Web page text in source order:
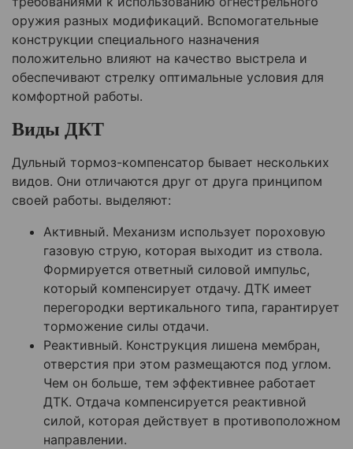
оружия разных модификаций. Вспомогательные
конструкции специального назначения
положительно влияют на качество выстрела и
обеспечивают стрелку оптимальные условия для
комфортной работы.
Виды ДКТ
Дульный тормоз-компенсатор бывает нескольких
видов. Они отличаются друг от друга принципом
своей работы. выделяют:
Активный. Механизм использует пороховую
газовую струю, которая выходит из ствола.
Формируется ответный силовой импульс,
который компенсирует отдачу. ДТК имеет
перегородки вертикального типа, гарантирует
торможение силы отдачи.
Реактивный. Конструкция лишена мембран,
отверстия при этом размещаются под углом.
Чем он больше, тем эффективнее работает
ДТК. Отдача компенсируется реактивной
силой, которая действует в противоположном
направлении.